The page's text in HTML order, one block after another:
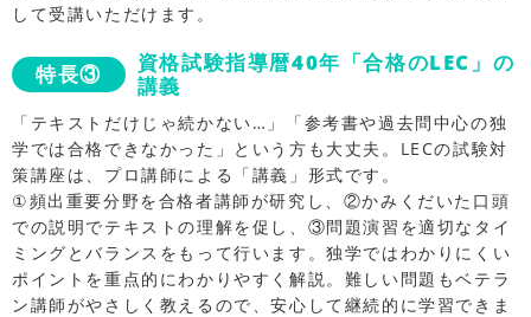
して受講いただけます。
特長③
資格試験指導暦40年「合格のLEC」の
講義
「テキストだけじゃ続かない…」「参考書や過去問中心の独
学では合格できなかった」という方も大丈夫。LECの試験対
策講座は、プロ講師による「講義」形式です。
①頻出重要分野を合格者講師が研究し、②かみくだいた口頭
での説明でテキストの理解を促し、③問題演習を適切なタイ
ミングとバランスをもって行います。独学ではわかりにくい
ポイントを重点的にわかりやすく解説。難しい問題もベテラ
ン講師がやさしく教えるので、安心して継続的に学習できま